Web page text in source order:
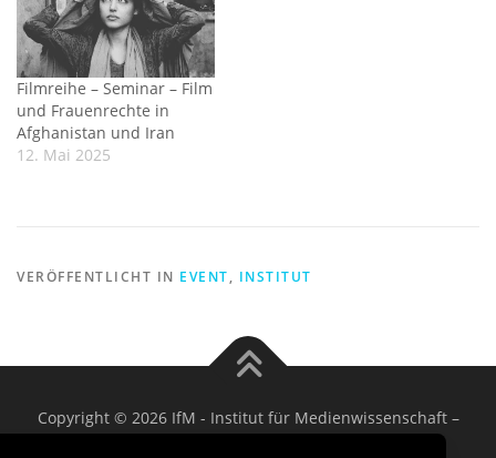
Filmreihe – Seminar – Film
und Frauenrechte in
Afghanistan und Iran
12. Mai 2025
VERÖFFENTLICHT IN EVENT, INSTITUT
Copyright © 2026 IfM - Institut für Medienwissenschaft –